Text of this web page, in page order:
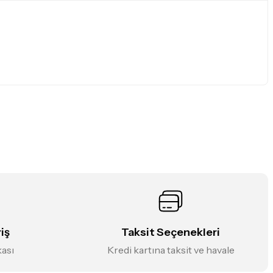
Taksit Seçenekleri
Kredi kartına taksit ve havale